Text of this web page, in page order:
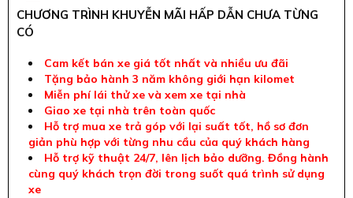
CHƯƠNG TRÌNH KHUYỄN MÃI HẤP DẪN CHƯA TỪNG
CÓ
Cam kết bán xe giá tốt nhất và nhiều ưu đãi
Tặng bảo hành 3 năm không giới hạn kilomet
Miễn phí lái thử xe và xem xe tại nhà
Giao xe tại nhà trên toàn quốc
Hỗ trợ mua xe trả góp với lại suất tốt, hồ sơ đơn
giản phù hợp với từng nhu cầu của quý khách hàng
Hỗ trợ kỹ thuật 24/7, lên lịch bảo dưỡng. Đồng hành
cùng quý khách trọn đời trong suốt quá trình sử dụng
xe